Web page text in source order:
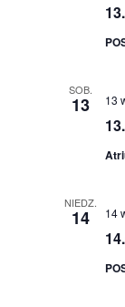
SOB.
13 13
NIEDZ.
14 14